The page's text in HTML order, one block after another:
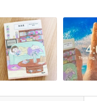
리 모두의 유년 시절에 대
것들과 관련한 추억을
담문방구 아저씨」에서
다. 「꽃은 늘 옳다」는
꽃으로 반지를 만들어주